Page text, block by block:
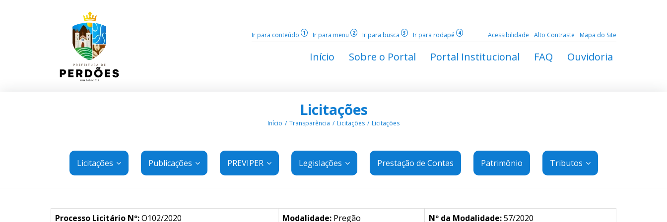
Ir para conteúdo 1 Ir para menu 2 Ir para busca 3 Ir para rodapé 4 Acessibilidade Alto Contraste Mapa do Site
Início Sobre o Portal Portal Institucional FAQ Ouvidoria
Licitações
Início Transparência Licitações Licitações
Licitações Publicações PREVIPER Legislações Prestação de Contas Patrimônio Tributos
Processo Licitário Nº:O102/2020 Modalidade: Pregão Nº da Modalidade:57/2020